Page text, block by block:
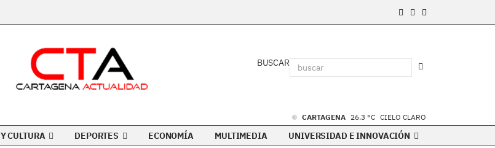
BUSCAR
CARTAGENA 26.3 °C CIELO CLARO
CULTURA DEPORTES ECONOMÍA MULTIMEDIA UNIVERSIDAD E INNOVACIÓN